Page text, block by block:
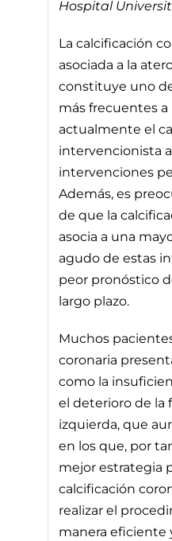
Hospital
La calcificación
asociada a la
constituye uno
más frecuentes
actualmente el
intervencionista
intervenciones
Además, es
de que la
asocia a una
agudo de estas
peor pronóstico
largo plazo.
Muchos
coronaria
como la
el deterioro de la
izquierda, que
en los que, por
mejor estrategia
calcificación
realizar el
manera eficiente